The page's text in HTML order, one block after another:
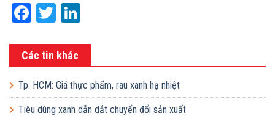
Facebook
Twitter
Các tin khác
Tp. HCM: Giá thực phẩm, rau xanh hạ nhiệt
Tiêu dùng xanh dẫn dắt chuyển đổi sản xuất